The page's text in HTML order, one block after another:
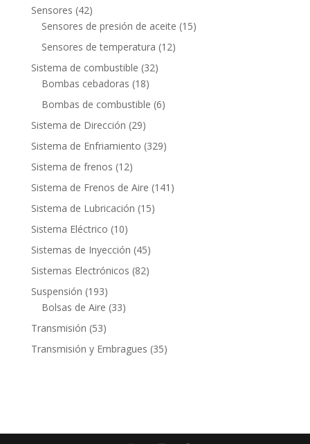
Sensores 4242
productos
Sensores de presión de aceite 1515
Sensores de temperatura 1212
Sistema de combustible 3232
Bombas cebadoras 1818
productos
Bombas de combustible 66
Sistema de Dirección 2929
productos
Sistema de Enfriamiento 329329
Sistema de frenos 1212
productos
Sistema de Frenos de Aire 141 141
Sistema de Lubricación 1515
Sistema Eléctrico 1010
productos
Sistemas de Inyección 4545
productos
Sistemas Electrónicos 8282
Suspensión 193193
productos
Bolsas de Aire 3333
Transmisión 5353
productos
Transmisión y Embragues 3535